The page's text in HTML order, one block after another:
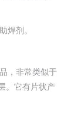
焊剂。
，非常类似于
。它有片状产